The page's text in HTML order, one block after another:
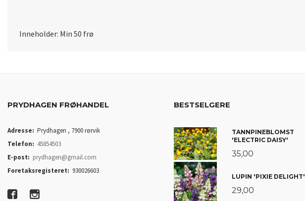
Inneholder: Min 50 frø
PRYDHAGEN FRØHANDEL
Adresse: Prydhagen , 7900 rørvik
Telefon: 45854503
E-post: prydhagen@gmail.com
Foretaksregisteret: 930026603
BESTSELGERE
TANNPINEBLOMST
'ELECTRIC DAISY'
35,00
LUPIN 'PIXIE DELIGHT'
29,00